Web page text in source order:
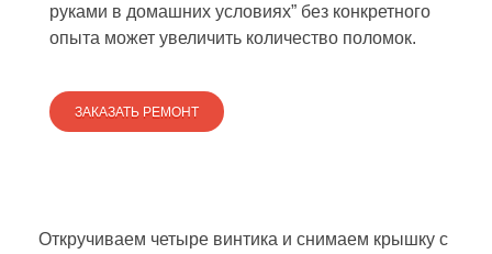
руками в домашних условиях” без конкретного
опыта может увеличить количество поломок.
ЗАКАЗАТЬ РЕМОНТ
Откручиваем четыре винтика и снимаем крышку с